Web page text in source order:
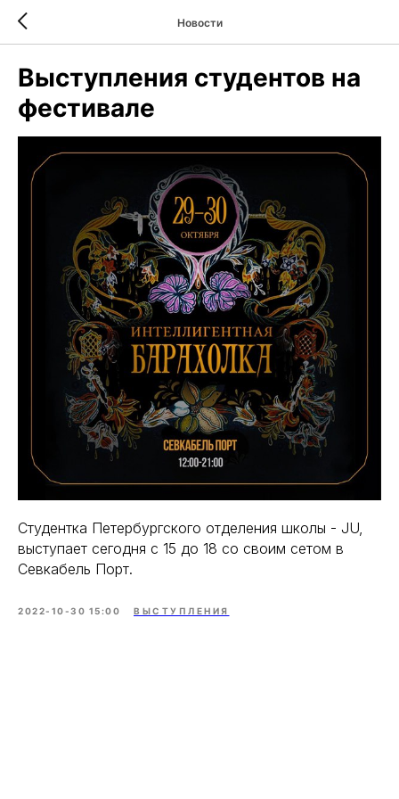
Новости
Выступления студентов на
фестивале
Студентка Петербургского отделения школы - JU,
выступает сегодня с 15 до 18 со своим сетом в
Севкабель Порт.
2022-10-30 15:00 ВЫСТУПЛЕНИЯ